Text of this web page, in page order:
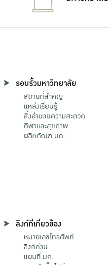
รอบรั้วมหาวิทยาลัย
สถานที่สำคัญ
แหล่งเรียนรู้
สิ่งอำนวยความสะดวก
กีฬาและสุขภาพ
ผลิตภัณฑ์ มก.
ลิงก์ที่เกี่ยวข้อง
หมายเลขโทรศัพท์
ลิงก์ด่วน
แผนที่ มก.